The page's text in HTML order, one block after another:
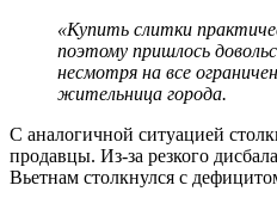
«Купить слитки
поэтому пришлось
несмотря на все
жительница города.
С аналогичной ситуацией
продавцы. Из-за резкого
Вьетнам столкнулся с